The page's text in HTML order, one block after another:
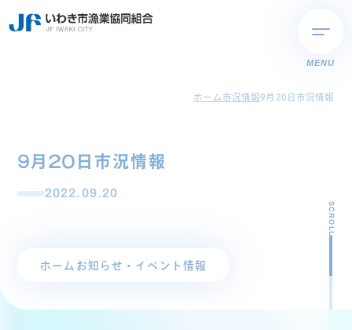
MENU
ホーム市況情報9月20日市況情報
9月20日市況情報
2022.09.20
ホーム お知らせ・イベント情報
SCROLL